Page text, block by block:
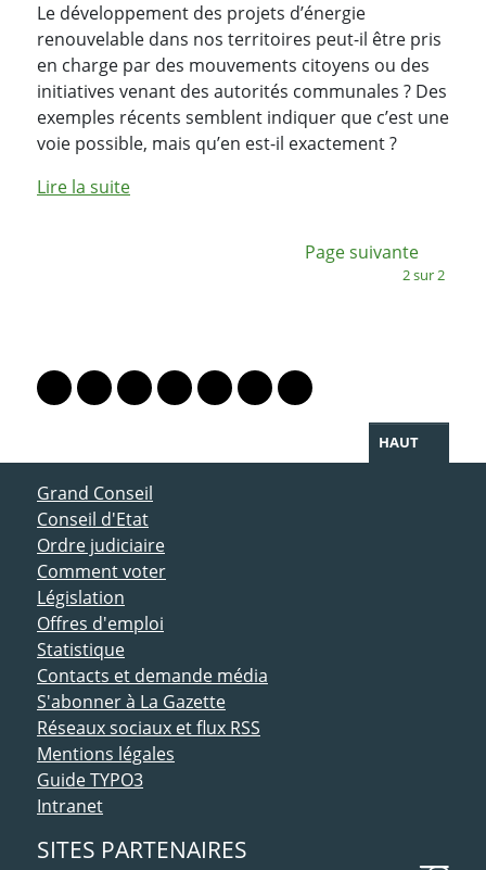
Le développement des projets d’énergie
renouvelable dans nos territoires peut-il être pris
en charge par des mouvements citoyens ou des
initiatives venant des autorités communales ? Des
exemples récents semblent indiquer que c’est une
voie possible, mais qu’en est-il exactement ?
Lire la suite
Page suivante
2 sur 2
Lien vers le profil Mastodon
Lien vers le profil Bluesky
Lien vers le profil Instagram
Lien vers le profil Linkedin
Lien vers le profil Facebook
Lien vers le profil Twitter
Partager par WhatsApp
HAUT
ACCÈS DIRECT
Grand Conseil
Conseil d'Etat
Ordre judiciaire
Comment voter
Législation
Offres d'emploi
Statistique
Contacts et demande média
S'abonner à La Gazette
Réseaux sociaux et flux RSS
Mentions légales
Guide TYPO3
Intranet
SITES PARTENAIRES